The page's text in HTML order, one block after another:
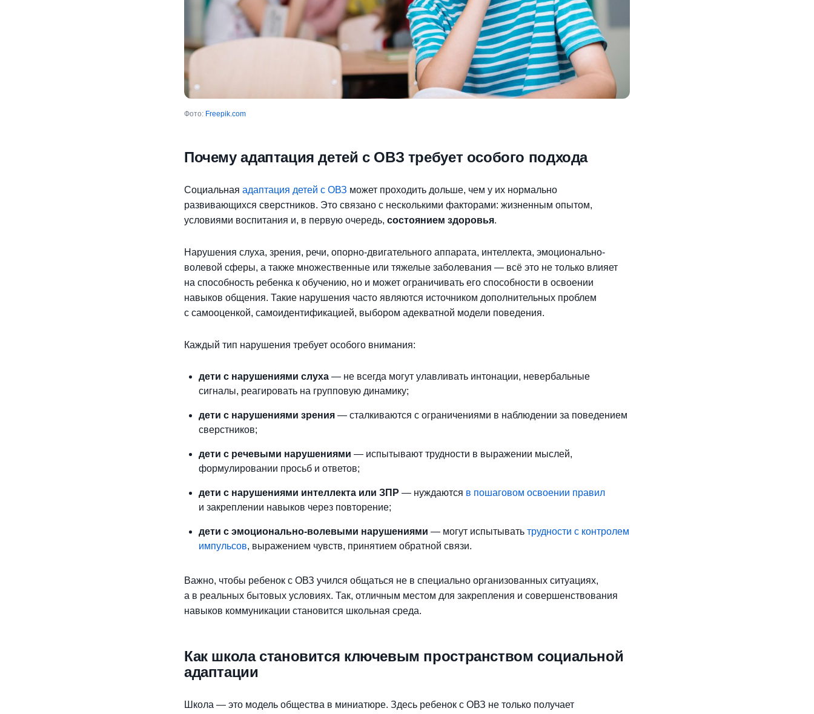
Фото: Freepik.com
Почему адаптация детей с ОВЗ требует особого подхода
Социальная адаптация детей с ОВЗ может проходить дольше, чем у их нормально
развивающихся сверстников. Это связано с несколькими факторами: жизненным опытом,
условиями воспитания и, в первую очередь, состоянием здоровья.
Нарушения слуха, зрения, речи, опорно-двигательного аппарата, интеллекта, эмоционально-
волевой сферы, а также множественные или тяжелые заболевания — всё это не только влияет
на способность ребенка к обучению, но и может ограничивать его способности в освоении
навыков общения. Такие нарушения часто являются источником дополнительных проблем
с самооценкой, самоидентификацией, выбором адекватной модели поведения.
Каждый тип нарушения требует особого внимания:
дети с нарушениями слуха — не всегда могут улавливать интонации, невербальные
сигналы, реагировать на групповую динамику;
дети с нарушениями зрения — сталкиваются с ограничениями в наблюдении за поведением
сверстников;
дети с речевыми нарушениями — испытывают трудности в выражении мыслей,
формулировании просьб и ответов;
дети с нарушениями интеллекта или ЗПР — нуждаются в пошаговом освоении правил
и закреплении навыков через повторение;
дети с эмоционально-волевыми нарушениями — могут испытывать трудности с контролем
импульсов, выражением чувств, принятием обратной связи.
Важно, чтобы ребенок с ОВЗ учился общаться не в специально организованных ситуациях,
а в реальных бытовых условиях. Так, отличным местом для закрепления и совершенствования
навыков коммуникации становится школьная среда.
Как школа становится ключевым пространством социальной
адаптации
Школа — это модель общества в миниатюре. Здесь ребенок с ОВЗ не только получает